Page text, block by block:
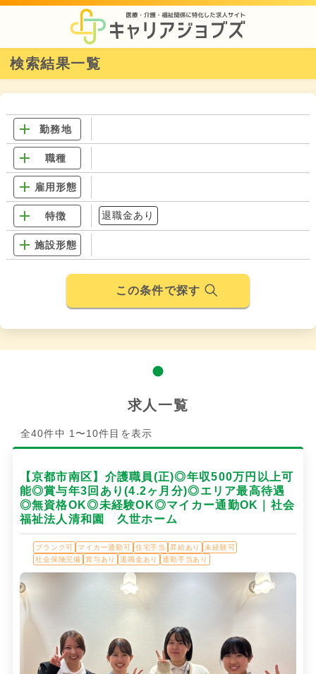
検索結果一覧
勤務地
職種
雇用形態
特徴 退職金あり
施設形態
この条件で探す
求人一覧
全40件中 1〜10件目を表示
【京都市南区】介護職員(正)◎年収500万円以上可
能◎賞与年3回あり(4.2ヶ月分)◎エリア最高待遇
◎無資格OK◎未経験OK◎マイカー通勤OK｜社会
福祉法人清和園 久世ホーム
ブランク可 マイカー通勤可 住宅手当 昇給あり
未経験可
社会保険完備
賞与あり 退職金あり 通勤手当あり